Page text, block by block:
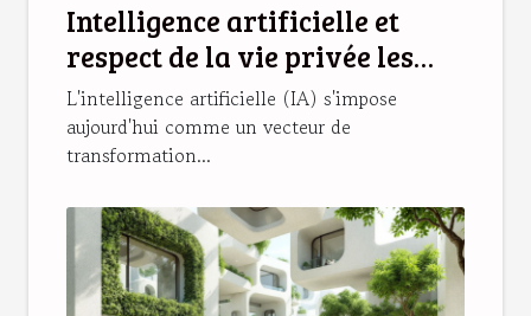
Intelligence artificielle et
respect de la vie privée les
solutions émergentes
L'intelligence artificielle (IA) s'impose
aujourd'hui comme un vecteur de
transformation...